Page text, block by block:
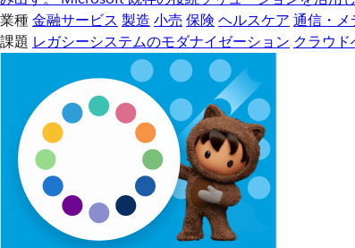
業種金融サービス 製造 小売 保険 ヘルスケア 通信・メ
課題 レガシーシステムのモダナイゼーション クラウ